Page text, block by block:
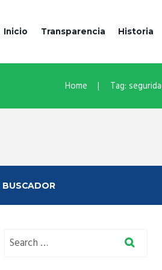
Inicio Transparencia Historia
Home Tag:
BUSCADOR